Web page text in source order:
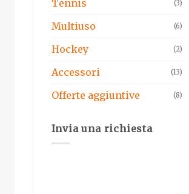
Tennis (3)
Multiuso (6)
Hockey (2)
Accessori (13)
Offerte aggiuntive (8)
Invia una richiesta